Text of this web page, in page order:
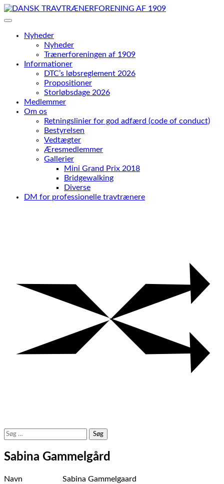
Skip
to
Nyheder
Nyheder
Trænerforeningen af 1909
Informationer
DTC’s løbsreglement 2026
Propositioner
Storløbsdage 2026
Medlemmer
Om os
Retningslinier for god adfærd (code of conduct)
Bestyrelsen
Vedtægter
Æresmedlemmer
Gallerier
Mini Grand Prix 2018
Bridgewalking
Diverse
DM for professionelle travtrænere
Søg
efter:
Sabina Gammelgård
Navn
Sabina Gammelgaard